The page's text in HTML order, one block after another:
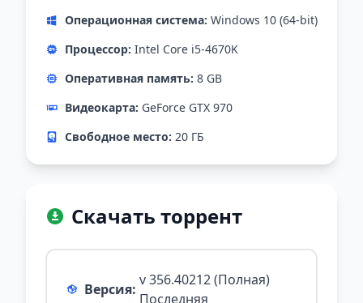
Операционная система: Windows 10 (64-bit)
Процессор: Intel Core i5-4670K
Оперативная память: 8 GB
Видеокарта: GeForce GTX 970
Свободное место: 20 ГБ
Скачать торрент
Версия:
v 356.40212 (Полная)
Последняя